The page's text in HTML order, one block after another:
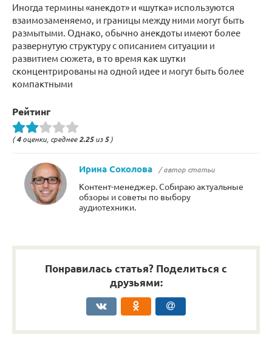
Иногда термины «анекдот» и «шутка» используются
взаимозаменяемо, и границы между ними могут быть
размытыми. Однако, обычно анекдоты имеют более
развернутую структуру с описанием ситуации и
развитием сюжета, в то время как шутки
сконцентрированы на одной идее и могут быть более
компактными
Рейтинг
(4оценки, среднее2.25из5)
Ирина Соколова / автор статьи
Контент-менеджер. Собираю актуальные
обзоры и советы по выбору
аудиотехники.
Понравилась статья? Поделиться с
друзьями: